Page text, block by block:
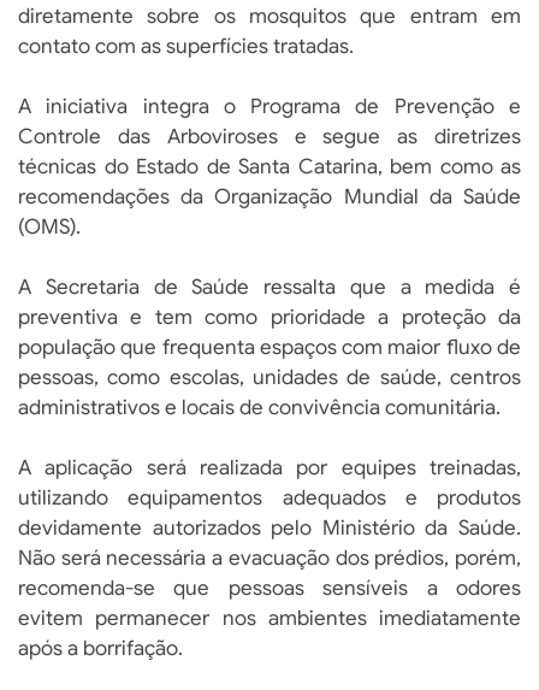
diretamente sobre os mosquitos que entram em
contato com as superfícies tratadas.
A iniciativa integra o Programa de Prevenção e
Controle das Arboviroses e segue as diretrizes
técnicas do Estado de Santa Catarina, bem como as
recomendações da Organização Mundial da Saúde
(OMS).
A Secretaria de Saúde ressalta que a medida é
preventiva e tem como prioridade a proteção da
população que frequenta espaços com maior fluxo de
pessoas, como escolas, unidades de saúde, centros
administrativos e locais de convivência comunitária.
A aplicação será realizada por equipes treinadas,
utilizando equipamentos adequados e produtos
devidamente autorizados pelo Ministério da Saúde.
Não será necessária a evacuação dos prédios, porém,
recomenda-se que pessoas sensíveis a odores
evitem permanecer nos ambientes imediatamente
após a borrifação.